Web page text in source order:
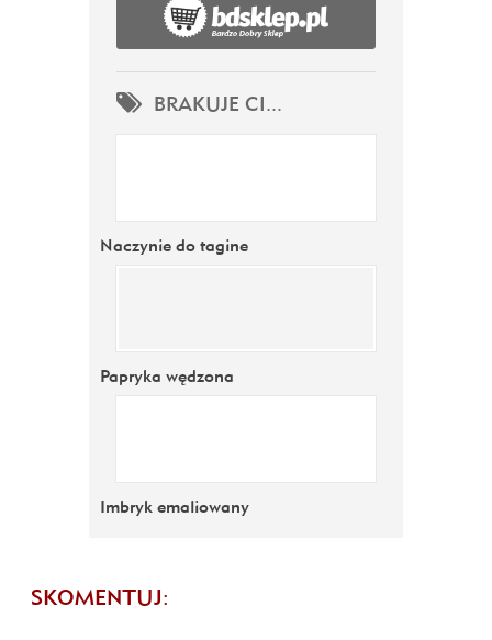
BRAKUJE CI...
Naczynie do tagine
Papryka wędzona
Imbryk emaliowany
SKOMENTUJ: